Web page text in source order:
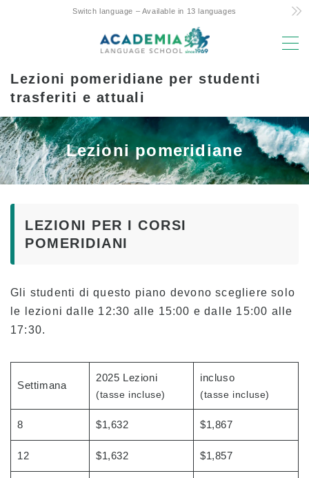
Switch language – Available in 13 languages
Motivi della scelta
Costo ridotto! Impegno e segreti
L’unico corso settimanale di 4 giorni delle
Hawaii
Supporto amichevole genitori-figli per lo
Facoltà con esperienza
Avanzamento all’università
Testimonianze
Livello principiante
Livello intermedio
Livello avanzato
Preparazione TOEIC e TOEFL
Lezioni pomeridiane per studenti
trasferiti e attuali
Lezioni pomeridiane
LEZIONI PER I CORSI
POMERIDIANI
Gli studenti di questo piano devono scegliere solo
le lezioni dalle 12:30 alle 15:00 e dalle 15:00 alle
17:30.
Settimana
2025 Lezioni
(tasse incluse)
incluso
(tasse incluse)
8 $1,632 $1,867
12 $1,632 $1,857